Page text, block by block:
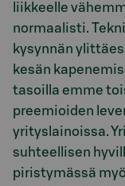
liikkeelle
normaalisti.
kysynnän
kesän
tasoilla emme
preemioiden
yrityslainoissa.
suhteellisen
piristymässä